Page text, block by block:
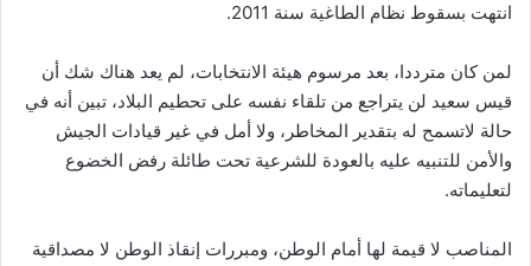
انتهت بسقوط نظام الطاغية سنة 2011.
لمن كان مترددا، بعد مرسوم هيئة الانتخابات، لم يعد هناك شك أن
قيس سعيد لن يتراجع من تلقاء نفسه على تحطيم البلاد، تبين أنه في
حالة لاتسمح له بتقدير المخاطر، ولا أمل في غير قيادات الجيش
والأمن للتنبيه عليه بالعودة للشرعية تحت طائلة رفض الخضوع
لتعليماته.
المناصب لا قيمة لها أمام الوطن، ومبررات إنقاذ الوطن لا مصداقية